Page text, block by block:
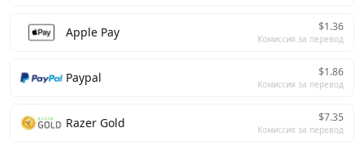
Apple Pay $1.36
Комиссия за перевод
Paypal $1.86
Комиссия за перевод
Razer Gold $7.35
Комиссия за перевод